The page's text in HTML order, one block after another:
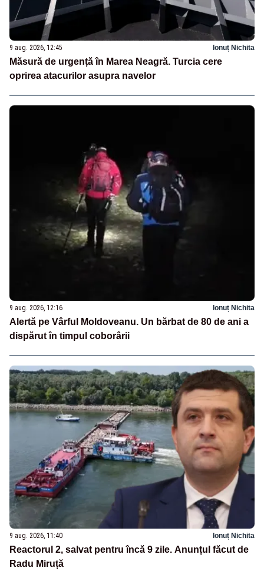
9 aug. 2026, 12:45 Ionuț Nichita
Măsură de urgență în Marea Neagră. Turcia cere
oprirea atacurilor asupra navelor
9 aug. 2026, 12:16 Ionuț Nichita
Alertă pe Vârful Moldoveanu. Un bărbat de 80 de ani a
dispărut în timpul coborârii
9 aug. 2026, 11:40 Ionuț Nichita
Reactorul 2, salvat pentru încă 9 zile. Anunțul făcut de
Radu Miruță